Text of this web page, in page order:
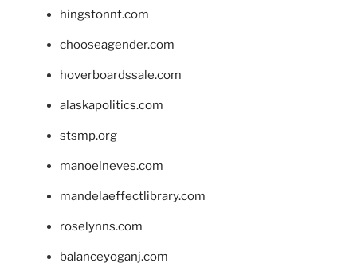
hingstonnt.com
chooseagender.com
hoverboardssale.com
alaskapolitics.com
stsmp.org
manoelneves.com
mandelaeffectlibrary.com
roselynns.com
balanceyoganj.com